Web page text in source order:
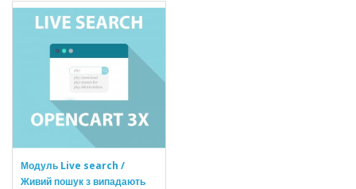
Модуль Live search /
Живий пошук з випадають